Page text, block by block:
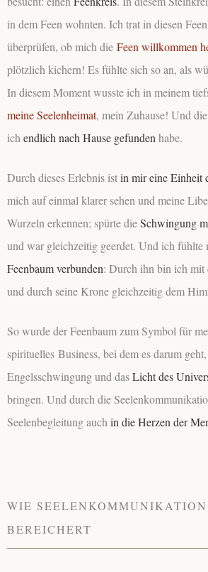
in dem Feen wohnten. Ich trat in diesen
überprüfen, ob mich die Feen willkommen
plötzlich kichern! Es fühlte sich so an, als
In diesem Moment wusste ich in meinem
meine Seelenheimat, mein Zuhause! Und
ich endlich nach Hause gefunden habe.
Durch dieses Erlebnis istin mir eine Einheit
mich auf einmal klarer sehen und meine
Wurzeln erkennen; spürte dieSchwingung
und war gleichzeitig geerdet. Und ich fühlte
Feenbaum verbunden: Durch ihn bin ich mit
und durch seine Krone gleichzeitig dem
So wurde der Feenbaum zum Symbol für
spirituelles Business, bei dem es darum
Engelsschwingung und dasLicht des
bringen. Und durch die
Seelenbegleitung auch in die Herzen der
WIE
BEREICHERT